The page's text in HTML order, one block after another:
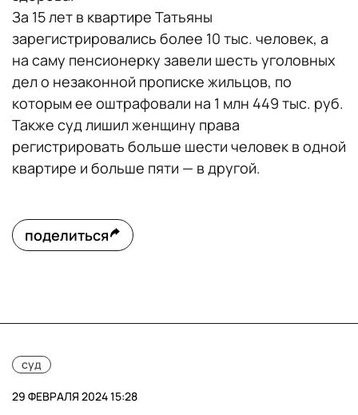
За 15 лет в квартире Татьяны
зарегистрировались более 10 тыс. человек, а
на саму пенсионерку завели шесть уголовных
дел о незаконной прописке жильцов, по
которым ее оштрафовали на 1 млн 449 тыс. руб.
Также суд лишил женщину права
регистрировать больше шести человек в одной
квартире и больше пяти — в другой.
поделиться
суд
29 ФЕВРАЛЯ 2024 15:28